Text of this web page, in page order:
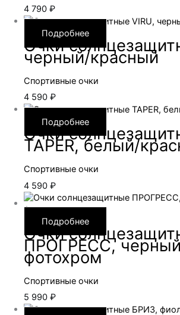
4 790 ₽
Подробнее
Очки
черный/красный
Спортивные очки
4 590 ₽
Подробнее
Очки
TAPER, белый/
Спортивные очки
4 590 ₽
Подробнее
Очки
ПРОГРЕСС,
фотохром
Спортивные очки
5 990 ₽